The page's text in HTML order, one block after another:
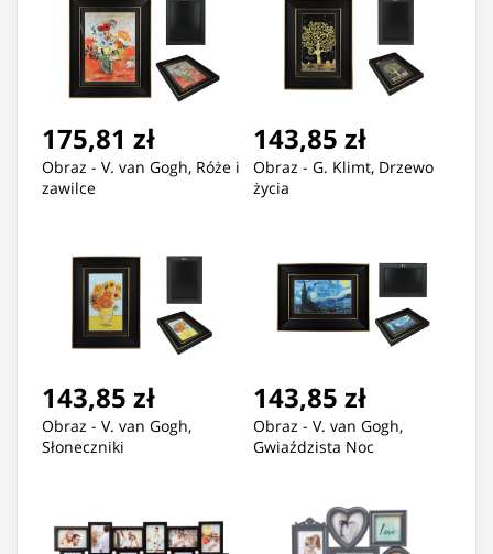
175,81 zł
Obraz - V. van Gogh, Róże i
zawilce
143,85 zł
Obraz - G. Klimt, Drzewo
życia
143,85 zł
Obraz - V. van Gogh,
Słoneczniki
143,85 zł
Obraz - V. van Gogh,
Gwiaździsta Noc